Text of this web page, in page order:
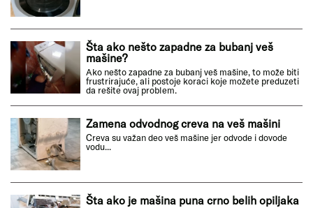
Šta ako nešto zapadne za bubanj veš
mašine?
Ako nešto zapadne za bubanj veš mašine, to može biti
frustrirajuće, ali postoje koraci koje možete preduzeti
da rešite ovaj problem.
Zamena odvodnog creva na veš mašini
Creva su važan deo veš mašine jer odvode i dovode
vodu...
Šta ako je mašina puna crno belih opiljaka